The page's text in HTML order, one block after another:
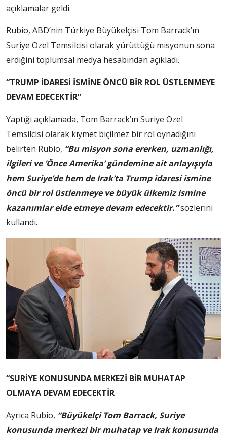
açıklamalar geldi.
Rubio, ABD’nin Türkiye Büyükelçisi Tom Barrack’ın
Suriye Özel Temsilcisi olarak yürüttüğü misyonun sona
erdiğini toplumsal medya hesabından açıkladı.
“TRUMP İDARESİ İSMİNE ÖNCÜ BİR ROL ÜSTLENMEYE
DEVAM EDECEKTİR”
Yaptığı açıklamada, Tom Barrack’ın Suriye Özel
Temsilcisi olarak kıymet biçilmez bir rol oynadığını
belirten Rubio, “Bu misyon sona ererken, uzmanlığı,
ilgileri ve ‘Önce Amerika’ gündemine ait anlayışıyla
hem Suriye’de hem de Irak’ta Trump idaresi ismine
öncü bir rol üstlenmeye ve büyük ülkemiz ismine
kazanımlar elde etmeye devam edecektir.”sözlerini
kullandı.
“SURİYE KONUSUNDA MERKEZİ BİR MUHATAP
OLMAYA DEVAM EDECEKTİR
Ayrıca Rubio, “Büyükelçi Tom Barrack, Suriye
konusunda merkezi bir muhatap ve Irak konusunda